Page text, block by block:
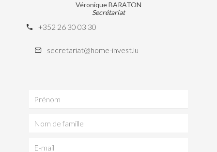
Véronique BARATON
Secrétariat
+352 26 30 03 30
secretariat@home-invest.lu